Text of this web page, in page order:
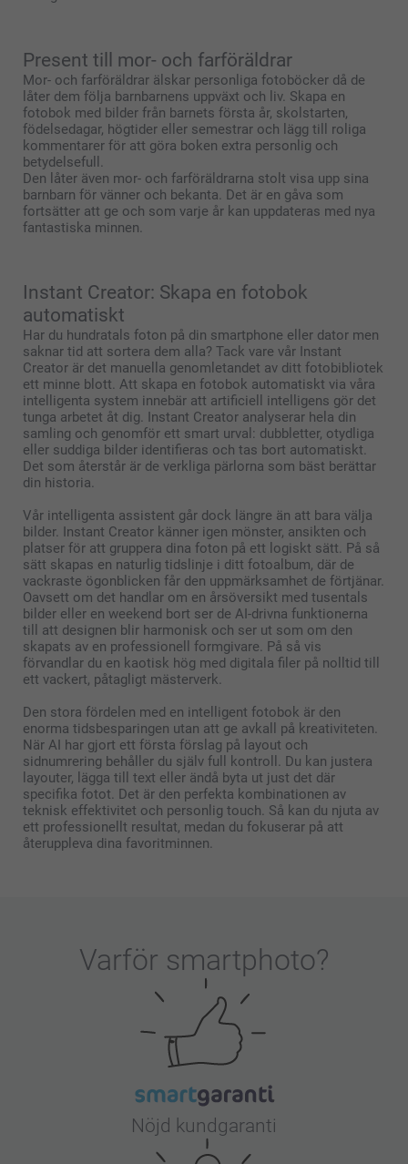
Present till mor- och farföräldrar
Mor- och farföräldrar älskar personliga fotoböcker då de
låter dem följa barnbarnens uppväxt och liv. Skapa en
fotobok med bilder från barnets första år, skolstarten,
födelsedagar, högtider eller semestrar och lägg till roliga
kommentarer för att göra boken extra personlig och
betydelsefull.
Den låter även mor- och farföräldrarna stolt visa upp sina
barnbarn för vänner och bekanta. Det är en gåva som
fortsätter att ge och som varje år kan uppdateras med nya
fantastiska minnen.
Instant Creator: Skapa en fotobok
automatiskt
Har du hundratals foton på din smartphone eller dator men
saknar tid att sortera dem alla? Tack vare vår Instant
Creator är det manuella genomletandet av ditt fotobibliotek
ett minne blott. Att skapa en fotobok automatiskt via våra
intelligenta system innebär att artificiell intelligens gör det
tunga arbetet åt dig. Instant Creator analyserar hela din
samling och genomför ett smart urval: dubbletter, otydliga
eller suddiga bilder identifieras och tas bort automatiskt.
Det som återstår är de verkliga pärlorna som bäst berättar
din historia.
Vår intelligenta assistent går dock längre än att bara välja
bilder. Instant Creator känner igen mönster, ansikten och
platser för att gruppera dina foton på ett logiskt sätt. På så
sätt skapas en naturlig tidslinje i ditt fotoalbum, där de
vackraste ögonblicken får den uppmärksamhet de förtjänar.
Oavsett om det handlar om en årsöversikt med tusentals
bilder eller en weekend bort ser de AI-drivna funktionerna
till att designen blir harmonisk och ser ut som om den
skapats av en professionell formgivare. På så vis
förvandlar du en kaotisk hög med digitala filer på nolltid till
ett vackert, påtagligt mästerverk.
Den stora fördelen med en intelligent fotobok är den
enorma tidsbesparingen utan att ge avkall på kreativiteten.
När AI har gjort ett första förslag på layout och
sidnumrering behåller du själv full kontroll. Du kan justera
layouter, lägga till text eller ändå byta ut just det där
specifika fotot. Det är den perfekta kombinationen av
teknisk effektivitet och personlig touch. Så kan du njuta av
ett professionellt resultat, medan du fokuserar på att
återuppleva dina favoritminnen.
Varför smartphoto?
Nöjd kundgaranti